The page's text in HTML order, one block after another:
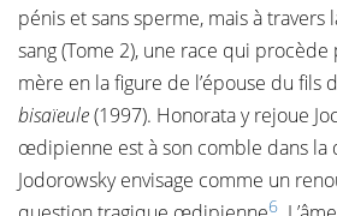
pénis et sans sperme, mais à travers
sang (Tome 2), une race qui
mère en la figure de l’épouse du fils
bisaïeule(1997). Honorata y rejoue
œdipienne est à son comble dans la
Jodorowsky envisage comme un
6